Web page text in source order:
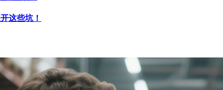
这些坑！